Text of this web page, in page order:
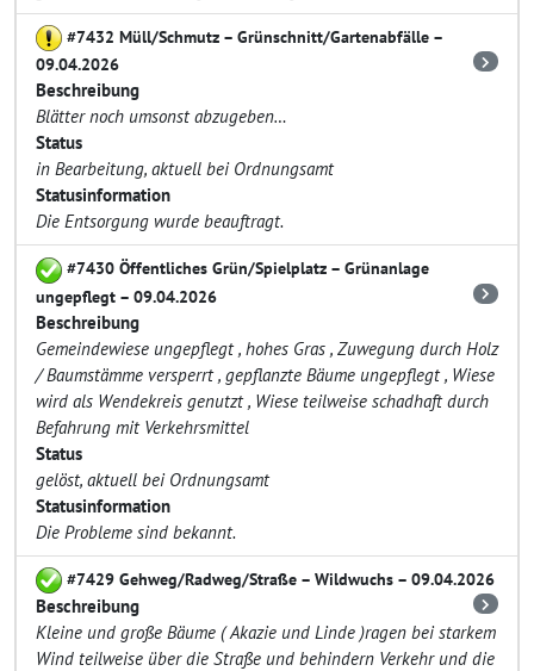
#7432 Müll/Schmutz – Grünschnitt/Gartenabfälle –
09.04.2026
Beschreibung
Blätter noch umsonst abzugeben…
Status
in Bearbeitung, aktuell bei Ordnungsamt
Statusinformation
Die Entsorgung wurde beauftragt.
#7430 Öffentliches Grün/Spielplatz – Grünanlage
ungepflegt – 09.04.2026
Beschreibung
Gemeindewiese ungepflegt , hohes Gras , Zuwegung durch Holz
/ Baumstämme versperrt , gepflanzte Bäume ungepflegt , Wiese
wird als Wendekreis genutzt , Wiese teilweise schadhaft durch
Befahrung mit Verkehrsmittel
Status
gelöst, aktuell bei Ordnungsamt
Statusinformation
Die Probleme sind bekannt.
#7429 Gehweg/Radweg/Straße – Wildwuchs – 09.04.2026
Beschreibung
Kleine und große Bäume ( Akazie und Linde )ragen bei starkem
Wind teilweise über die Straße und behindern Verkehr und die